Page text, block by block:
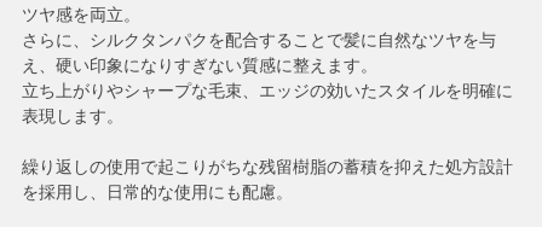
ツヤ感を両立。
さらに、シルクタンパクを配合することで髪に自然なツヤを与
え、硬い印象になりすぎない質感に整えます。
立ち上がりやシャープな毛束、エッジの効いたスタイルを明確に
表現します。
繰り返しの使用で起こりがちな残留樹脂の蓄積を抑えた処方設計
を採用し、日常的な使用にも配慮。